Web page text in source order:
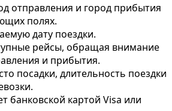
отправления и город прибытия
полях.
дату поездки.
рейсы, обращая внимание
и прибытия.
посадки, длительность поездки
банковской картой Visa или